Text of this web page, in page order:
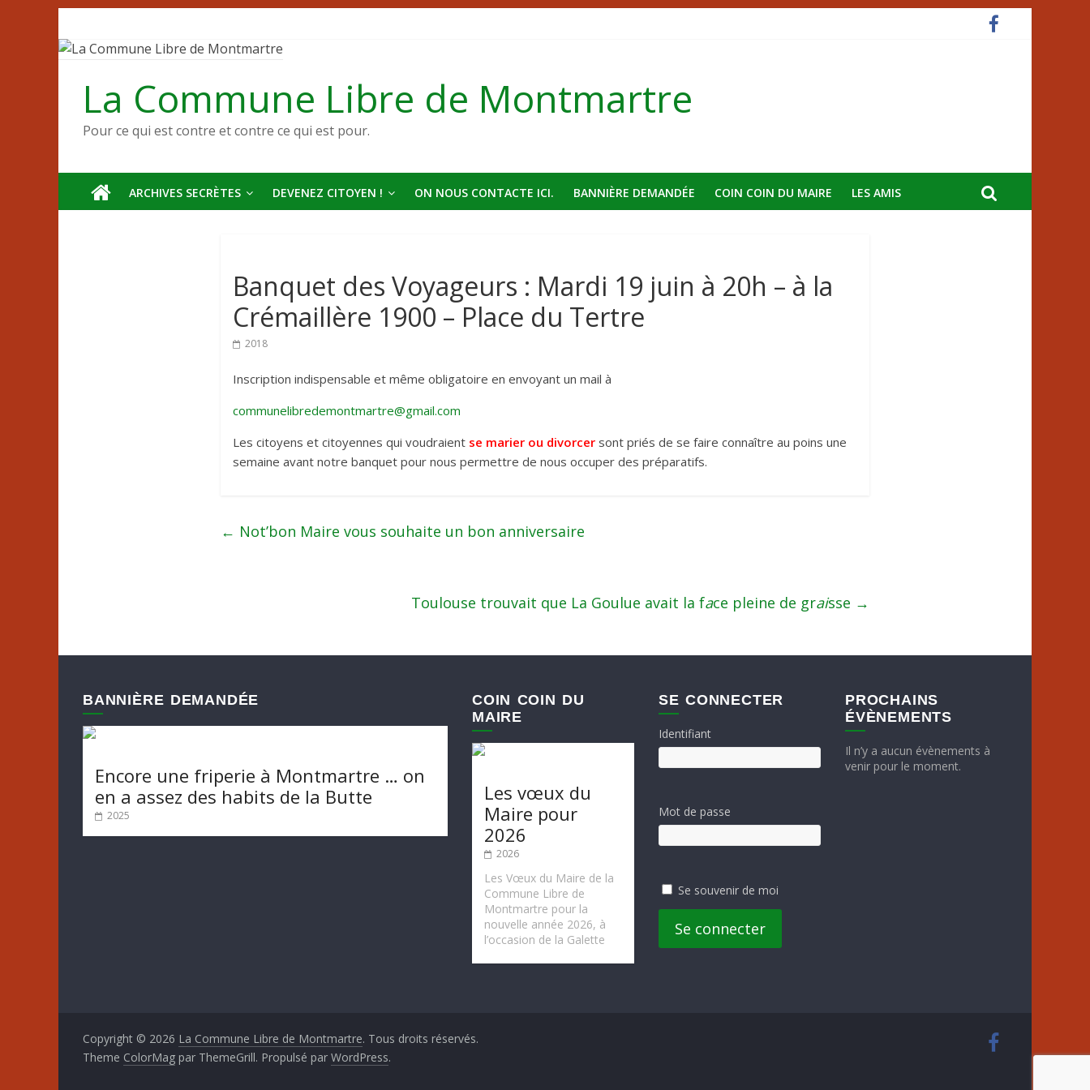
au
contenu
La Commune Libre de Montmartre
Pour ce qui est contre et contre ce qui est pour.
ARCHIVES SECRÈTES DEVENEZ CITOYEN ! ON NOUS CONTACTE ICI. BANNIÈRE DEMANDÉE COIN COIN DU MAIRE LES AMIS
Banquet des Voyageurs : Mardi 19 juin à 20h – à la
Crémaillère 1900 – Place du Tertre
2018
Inscription indispensable et même obligatoire en envoyant un mail à
communelibredemontmartre@gmail.com
Les citoyens et citoyennes qui voudraient se marier ou divorcer sont priés de se faire connaître au poins une
semaine avant notre banquet pour nous permettre de nous occuper des préparatifs.
← Not’bon Maire vous souhaite un bon anniversaire
Toulouse trouvait que La Goulue avait la face pleine de graisse →
BANNIÈRE DEMANDÉE
Encore une friperie à Montmartre … on
en a assez des habits de la Butte
2025
COIN COIN DU
MAIRE
Les vœux du
Maire pour
2026
2026
Les Vœux du Maire de la
Commune Libre de
Montmartre pour la
nouvelle année 2026, à
l’occasion de la Galette
SE CONNECTER
Identifiant
Mot de passe
Se souvenir de moi
Se connecter
PROCHAINS
ÉVÈNEMENTS
Il n’y a aucun évènements à
venir pour le moment.
Copyright © 2026 La Commune Libre de Montmartre. Tous droits réservés.
Theme ColorMag par ThemeGrill. Propulsé par WordPress.